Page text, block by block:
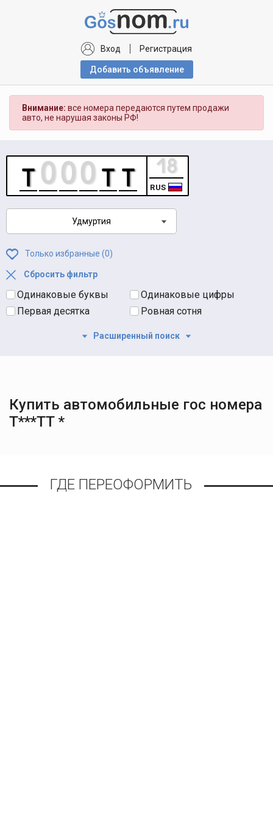
Вход Регистрация
Добавить объявлениe
Внимание: все номера передаются путем продажи
авто, не нарушая законы РФ!
RUS
Удмуртия
Только избранные (0)
Сбросить фильтр
Одинаковые буквы
Одинаковые цифры
Первая десятка
Ровная сотня
Расширенный поиск
Купить автомобильные гос номера
Т***ТТ *
ГДЕ ПЕРЕОФОРМИТЬ